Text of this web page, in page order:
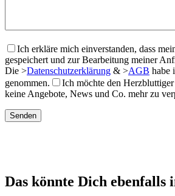
Ich erkläre mich einverstanden, dass
gespeichert und zur Bearbeitung meiner
Die >Datenschutzerklärung & >AGB habe
genommen.
Ich möchte den
keine Angebote, News und Co. mehr zu
Das könnte Dich ebenfalls